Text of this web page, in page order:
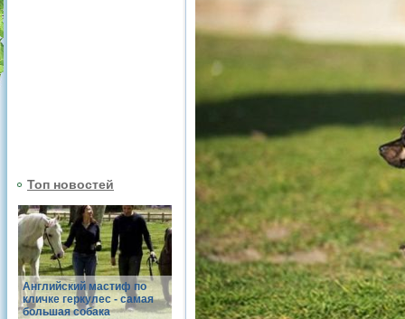
Топ новостей
Английский мастиф по
кличке геркулес - самая
большая собака